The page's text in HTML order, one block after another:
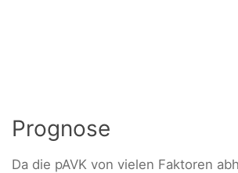
Prognose
Da die pAVK von vielen Faktoren